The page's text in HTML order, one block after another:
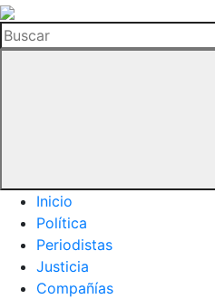
La
Hemeroteca
del
Buscar
Inicio
Política
Periodistas
Justicia
Compañías